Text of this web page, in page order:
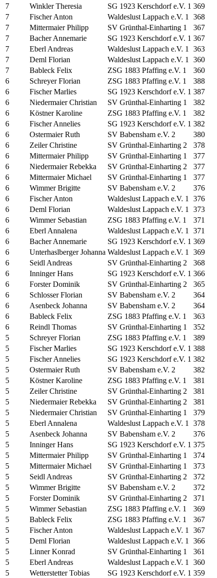
7
Winkler Theresia SG 1923 Kerschdorf e.V. 1 369
7
Fischer Anton Waldeslust Lappach e.V. 1
368
7
Mittermaier Philipp SV Grünthal-Einharting 1
367
7
Bacher Annemarie SG 1923 Kerschdorf e.V. 1 367
7
Eberl Andreas Waldeslust Lappach e.V. 1
363
7
Deml Florian Waldeslust Lappach e.V. 1
360
7
Bableck Felix ZSG 1883 Pfaffing e.V. 1
360
6
Schreyer Florian ZSG 1883 Pfaffing e.V. 1
388
6
Fischer Marlies SG 1923 Kerschdorf e.V. 1 387
6
Niedermaier Christian SV Grünthal-Einharting 1
382
6
Köstner Karoline ZSG 1883 Pfaffing e.V. 1
382
6
Fischer Annelies SG 1923 Kerschdorf e.V. 1 382
6
Ostermaier Ruth SV Babensham e.V. 2
380
6
Zeiler Christine SV Grünthal-Einharting 2
378
6
Mittermaier Philipp SV Grünthal-Einharting 1
377
6
Niedermaier Rebekka SV Grünthal-Einharting 2
377
6
Mittermaier Michael SV Grünthal-Einharting 1
377
6
Wimmer Brigitte SV Babensham e.V. 2
376
6
Fischer Anton Waldeslust Lappach e.V. 1
376
6
Deml Florian Waldeslust Lappach e.V. 1
373
6
Wimmer Sebastian ZSG 1883 Pfaffing e.V. 1
371
6
Eberl Annalena Waldeslust Lappach e.V. 1
371
6
Bacher Annemarie SG 1923 Kerschdorf e.V. 1 369
6
Unterhaslberger Johanna Waldeslust Lappach e.V. 1
369
6
Seidl Andreas SV Grünthal-Einharting 2
368
6
Inninger Hans SG 1923 Kerschdorf e.V. 1 366
6
Forster Dominik SV Grünthal-Einharting 2
365
6
Schlosser Florian SV Babensham e.V. 2
364
6
Asenbeck Johanna SV Babensham e.V. 2
364
6
Bableck Felix ZSG 1883 Pfaffing e.V. 1
363
6
Reindl Thomas SV Grünthal-Einharting 1
352
5
Schreyer Florian ZSG 1883 Pfaffing e.V. 1
389
5
Fischer Marlies SG 1923 Kerschdorf e.V. 1 388
5
Fischer Annelies SG 1923 Kerschdorf e.V. 1 382
5
Ostermaier Ruth SV Babensham e.V. 2
382
5
Köstner Karoline ZSG 1883 Pfaffing e.V. 1
381
5
Zeiler Christine SV Grünthal-Einharting 2
381
5
Niedermaier Rebekka SV Grünthal-Einharting 2
381
5
Niedermaier Christian SV Grünthal-Einharting 1
379
5
Eberl Annalena Waldeslust Lappach e.V. 1
378
5
Asenbeck Johanna SV Babensham e.V. 2
376
5
Inninger Hans SG 1923 Kerschdorf e.V. 1 375
5
Mittermaier Philipp SV Grünthal-Einharting 1
374
5
Mittermaier Michael SV Grünthal-Einharting 1
373
5
Seidl Andreas SV Grünthal-Einharting 2
372
5
Wimmer Brigitte SV Babensham e.V. 2
372
5
Forster Dominik SV Grünthal-Einharting 2
371
5
Wimmer Sebastian ZSG 1883 Pfaffing e.V. 1
369
5
Bableck Felix ZSG 1883 Pfaffing e.V. 1
367
5
Fischer Anton Waldeslust Lappach e.V. 1
367
5
Deml Florian Waldeslust Lappach e.V. 1
366
5
Linner Konrad SV Grünthal-Einharting 1
361
5
Eberl Andreas Waldeslust Lappach e.V. 1
360
5
Wetterstetter Tobias SG 1923 Kerschdorf e.V. 1 359